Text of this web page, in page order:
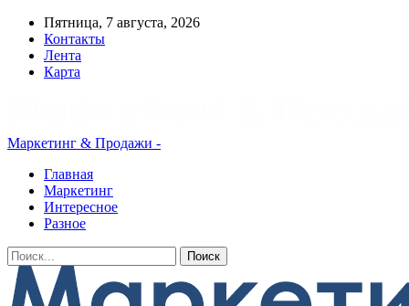
Пятница, 7 августа, 2026
Контакты
Лента
Карта
Маркетинг & Продажи -
Главная
Маркетинг
Интересное
Разное